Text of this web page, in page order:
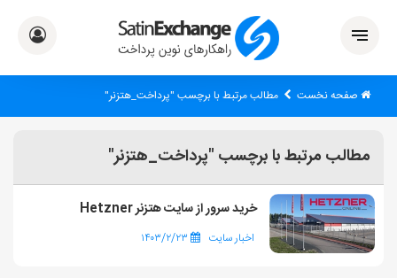
صفحه نخست مطالب مرتبط با برچسب "پرداخت_هتزنر"
مطالب مرتبط با برچسب "پرداخت_هتزنر"
خرید سرور از سایت هتزنر Hetzner
اخبار سایت ۱۴۰۳/۲/۲۳